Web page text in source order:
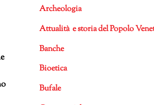
Archeologia
Attualità e storia del Popolo
Banche
Bioetica
Bufale